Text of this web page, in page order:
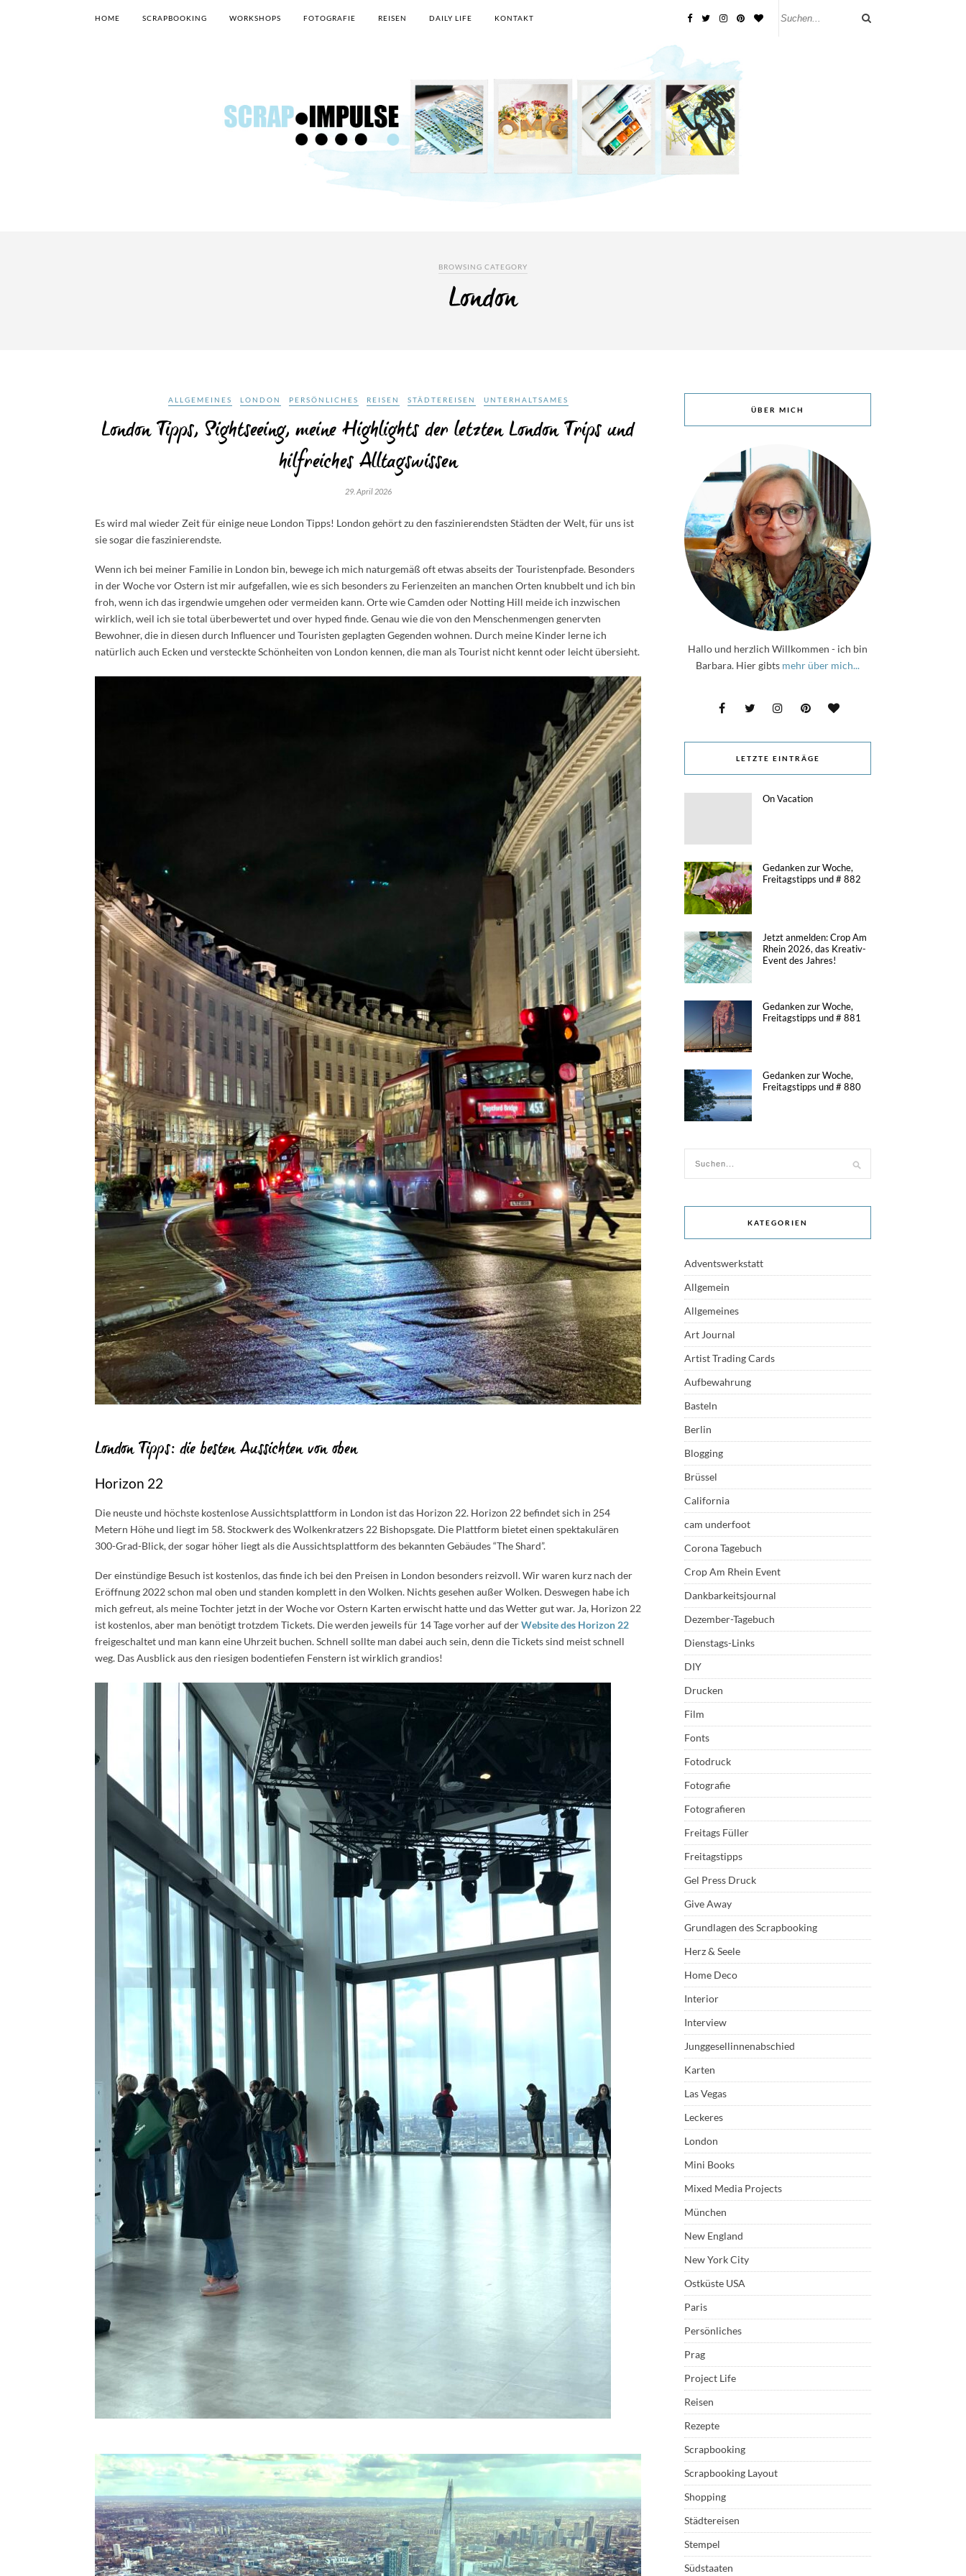
HOME SCRAPBOOKING WORKSHOPS FOTOGRAFIE REISEN DAILY LIFE KONTAKT
BROWSING CATEGORY
London
ALLGEMEINES LONDON PERSÖNLICHES REISEN STÄDTEREISEN UNTERHALTSAMES
London Tipps, Sightseeing, meine Highlights der letzten London Trips und
hilfreiches Alltagswissen
29. April 2026
Es wird mal wieder Zeit für einige neue London Tipps! London gehört zu den faszinierendsten Städten der Welt, für uns ist
sie sogar die faszinierendste.
Wenn ich bei meiner Familie in London bin, bewege ich mich naturgemäß oft etwas abseits der Touristenpfade. Besonders
in der Woche vor Ostern ist mir aufgefallen, wie es sich besonders zu Ferienzeiten an manchen Orten knubbelt und ich bin
froh, wenn ich das irgendwie umgehen oder vermeiden kann. Orte wie Camden oder Notting Hill meide ich inzwischen
wirklich, weil ich sie total überbewertet und over hyped finde. Genau wie die von den Menschenmengen genervten
Bewohner, die in diesen durch Influencer und Touristen geplagten Gegenden wohnen. Durch meine Kinder lerne ich
natürlich auch Ecken und versteckte Schönheiten von London kennen, die man als Tourist nicht kennt oder leicht übersieht.
London Tipps: die besten Aussichten von oben
Horizon 22
Die neuste und höchste kostenlose Aussichtsplattform in London ist das Horizon 22. Horizon 22 befindet sich in 254
Metern Höhe und liegt im 58. Stockwerk des Wolkenkratzers 22 Bishopsgate. Die Plattform bietet einen spektakulären
300-Grad-Blick, der sogar höher liegt als die Aussichtsplattform des bekannten Gebäudes “The Shard”.
Der einstündige Besuch ist kostenlos, das finde ich bei den Preisen in London besonders reizvoll. Wir waren kurz nach der
Eröffnung 2022 schon mal oben und standen komplett in den Wolken. Nichts gesehen außer Wolken. Deswegen habe ich
mich gefreut, als meine Tochter jetzt in der Woche vor Ostern Karten erwischt hatte und das Wetter gut war. Ja, Horizon 22
ist kostenlos, aber man benötigt trotzdem Tickets. Die werden jeweils für 14 Tage vorher auf derWebsite des Horizon 22
freigeschaltet und man kann eine Uhrzeit buchen. Schnell sollte man dabei auch sein, denn die Tickets sind meist schnell
weg. Das Ausblick aus den riesigen bodentiefen Fenstern ist wirklich grandios!
ÜBER MICH
Hallo und herzlich Willkommen - ich bin
Barbara. Hier gibts mehr über mich...
LETZTE EINTRÄGE
On Vacation
Gedanken zur Woche,
Freitagstipps und # 882
Jetzt anmelden: Crop Am
Rhein 2026, das Kreativ-
Event des Jahres!
Gedanken zur Woche,
Freitagstipps und # 881
Gedanken zur Woche,
Freitagstipps und # 880
KATEGORIEN
Adventswerkstatt
Allgemein
Allgemeines
Art Journal
Artist Trading Cards
Aufbewahrung
Basteln
Berlin
Blogging
Brüssel
California
cam underfoot
Corona Tagebuch
Crop Am Rhein Event
Dankbarkeitsjournal
Dezember-Tagebuch
Dienstags-Links
DIY
Drucken
Film
Fonts
Fotodruck
Fotografie
Fotografieren
Freitags Füller
Freitagstipps
Gel Press Druck
Give Away
Grundlagen des Scrapbooking
Herz & Seele
Home Deco
Interior
Interview
Junggesellinnenabschied
Karten
Las Vegas
Leckeres
London
Mini Books
Mixed Media Projects
München
New England
New York City
Ostküste USA
Paris
Persönliches
Prag
Project Life
Reisen
Rezepte
Scrapbooking
Scrapbooking Layout
Shopping
Städtereisen
Stempel
Südstaaten